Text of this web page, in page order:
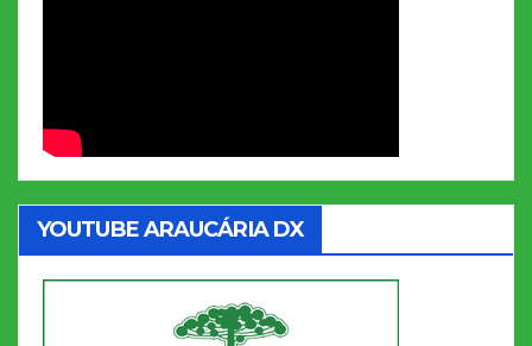
YOUTUBE ARAUCÁRIA DX